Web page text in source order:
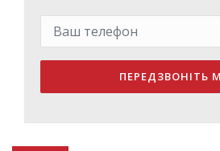
ПЕРЕДЗВОНІТЬ